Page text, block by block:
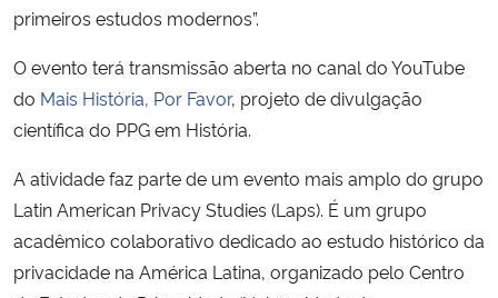
primeiros estudos modernos”.
O evento terá transmissão aberta no canal do YouTube
do Mais História, Por Favor, projeto de divulgação
científica do PPG em História.
A atividade faz parte de um evento mais amplo do grupo
Latin American Privacy Studies (Laps). É um grupo
acadêmico colaborativo dedicado ao estudo histórico da
privacidade na América Latina, organizado pelo Centro